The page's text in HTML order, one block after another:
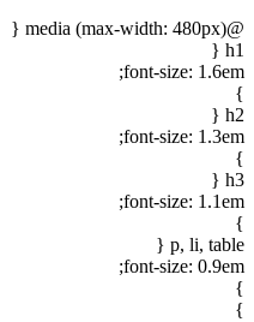
@media (max-width: 480px) {
h1 {
font-size: 1.6em;
}
h2 {
font-size: 1.3em;
}
h3 {
font-size: 1.1em;
}
p, li, table {
font-size: 0.9em;
}
}